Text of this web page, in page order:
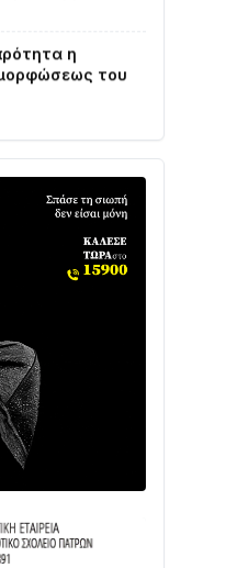
του
Προστασία στο
νέα υδροφόρα
που
εκχώρηση
που
ΣΥΝΑΓΕΡΜΟΣ
ΓΙΑ ΦΩΤΙΑ ΣΤΟΝ